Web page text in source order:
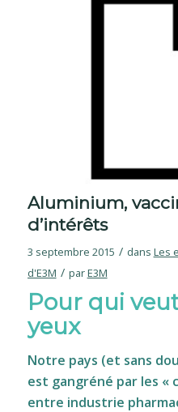
Aluminium,
d’intérêts
3 septembre 2015 / dans Les
d'E3M / parE3M
Pour qui
yeux
Notre pays (et sans
est gangréné par les «
entre industrie